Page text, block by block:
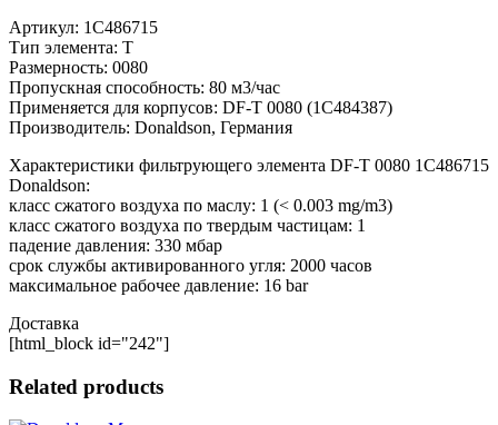
Артикул: 1C486715
Тип элемента: T
Размерность: 0080
Пропускная способность: 80 м3/час
Применяется для корпусов: DF-T 0080 (1C484387)
Производитель: Donaldson, Германия
Характеристики фильтрующего элемента DF-T 0080 1C486715
Donaldson:
класс сжатого воздуха по маслу: 1 (< 0.003 mg/m3)
класс сжатого воздуха по твердым частицам: 1
падение давления: 330 мбар
срок службы активированного угля: 2000 часов
максимальное рабочее давление: 16 bar
Доставка
[html_block id="242"]
Related products